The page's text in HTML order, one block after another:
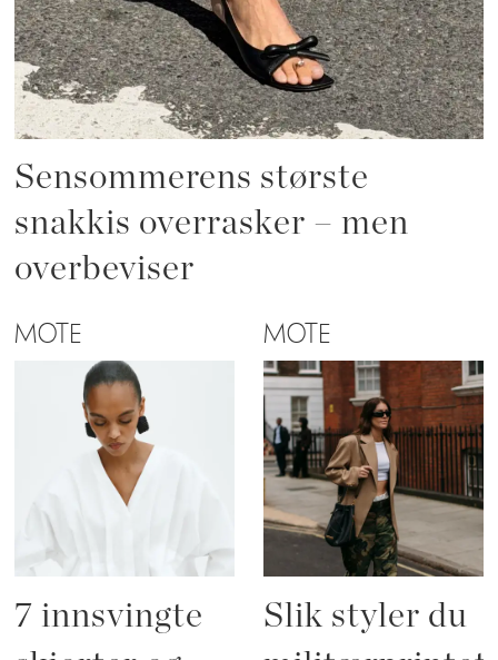
Sensommerens største
snakkis overrasker – men
overbeviser
MOTE
7 innsvingte
MOTE
Slik styler du